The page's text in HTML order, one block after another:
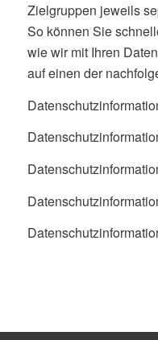
Zielgruppen jeweils
So können Sie
wie wir mit Ihren
auf einen der